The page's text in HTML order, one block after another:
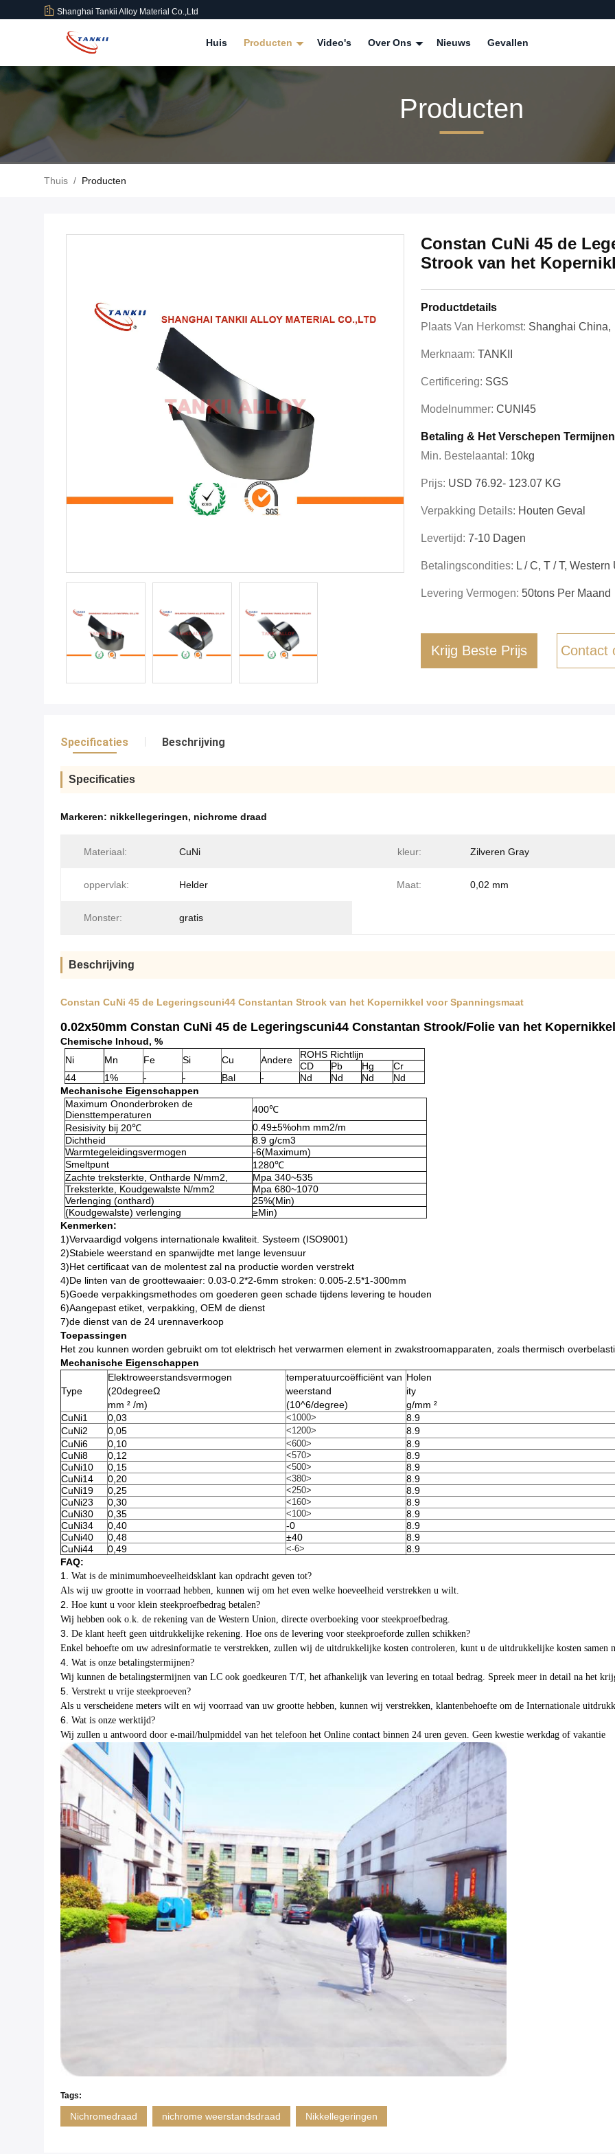
Shanghai Tankii Alloy Material Co.,Ltd
Huis Producten Video's Over Ons Nieuws Gevallen
Producten
Thuis / Producten
Constan CuNi 45 de
Strook van het
Productdetails
Plaats Van Herkomst: Shanghai China,
Merknaam: TANKII
Certificering: SGS
Modelnummer: CUNI45
Betaling & Het Verschepen Termijnen
Min. Bestelaantal: 10kg
Prijs: USD 76.92- 123.07 KG
Verpakking Details: Houten Geval
Levertijd: 7-10 Dagen
Betalingscondities: L / C, T / T, Western
Levering Vermogen: 50tons Per Maand
Krijg Beste Prijs Contact
Specificaties Beschrijving
Specificaties
Markeren: nikkellegeringen, nichrome draad
Materiaal: CuNi kleur: Zilveren Gray
oppervlak: Helder Maat: 0,02 mm
Monster: gratis
Beschrijving
Constan CuNi 45 de Legeringscuni44 Constantan Strook van het Kopernikkel voor Spanningsmaat
0.02x50mm Constan CuNi 45 de Legeringscuni44 Constantan Strook/Folie van het
Chemische Inhoud, %
Ni
Mn Fe Si Cu Andere
ROHS Richtlijn
CD
Pb Hg
Cr
44
1% - - Bal - Nd Nd Nd
Nd
Mechanische Eigenschappen
Maximum Ononderbroken de
Diensttemperaturen
400℃
Resisivity bij 20℃
0.49±5%ohm mm2/m
Dichtheid
8.9 g/cm3
Warmtegeleidingsvermogen
-6(Maximum)
Smeltpunt
1280℃
Zachte treksterkte, Ontharde N/mm2,
Mpa 340~535
Treksterkte, Koudgewalste N/mm2
Mpa 680~1070
Verlenging (onthard)
25%(Min)
(Koudgewalste) verlenging
≥Min)
Kenmerken:
1)Vervaardigd volgens internationale kwaliteit. Systeem (ISO9001)
2)Stabiele weerstand en spanwijdte met lange levensuur
3)Het certificaat van de molentest zal na productie worden verstrekt
4)De linten van de groottewaaier: 0.03-0.2*2-6mm stroken: 0.005-2.5*1-300mm
5)Goede verpakkingsmethodes om goederen geen schade tijdens levering te houden
6)Aangepast etiket, verpakking, OEM de dienst
7)de dienst van de 24 urennaverkoop
Toepassingen
Het zou kunnen worden gebruikt om tot elektrisch het verwarmen element in zwakstroomapparaten, zoals thermisch
Mechanische Eigenschappen
Type
Elektroweerstandsvermogen
(20degreeΩ
mm ² /m)
temperatuurcoëfficiënt van
weerstand
(10^6/degree)
Holen
ity
g/mm ²
CuNi1
0,03 <1000> 8.9
CuNi2
0,05 <1200> 8.9
CuNi6
0,10 <600> 8.9
CuNi8
0,12 <570> 8.9
CuNi10
0,15 <500> 8.9
CuNi14
0,20 <380> 8.9
CuNi19
0,25 <250> 8.9
CuNi23
0,30 <160> 8.9
CuNi30
0,35 <100> 8.9
CuNi34
0,40 -0 8.9
CuNi40
0,48 ±40 8.9
CuNi44
0,49 <-6> 8.9
FAQ:
1. Wat is de minimumhoeveelheidsklant kan opdracht geven tot?
Als wij uw grootte in voorraad hebben, kunnen wij om het even welke hoeveelheid verstrekken u wilt.
2. Hoe kunt u voor klein steekproefbedrag betalen?
Wij hebben ook o.k. de rekening van de Western Union, directe overboeking voor steekproefbedrag.
3. De klant heeft geen uitdrukkelijke rekening. Hoe ons de levering voor steekproeforde zullen schikken?
Enkel behoefte om uw adresinformatie te verstrekken, zullen wij de uitdrukkelijke kosten controleren, kunt u de uitdrukkelijke kosten samen
4. Wat is onze betalingstermijnen?
Wij kunnen de betalingstermijnen van LC ook goedkeuren T/T, het afhankelijk van levering en totaal bedrag. Spreek meer in detail na het
5. Verstrekt u vrije steekproeven?
Als u verscheidene meters wilt en wij voorraad van uw grootte hebben, kunnen wij verstrekken, klantenbehoefte om de Internationale
6. Wat is onze werktijd?
Wij zullen u antwoord door e-mail/hulpmiddel van het telefoon het Online contact binnen 24 uren geven. Geen kwestie werkdag of vakantie
Tags:
Nichromedraad nichrome weerstandsdraad Nikkellegeringen